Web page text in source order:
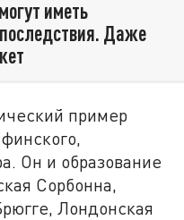
иметь
Даже
пример
Он и образование
Сорбонна,
Лондонская